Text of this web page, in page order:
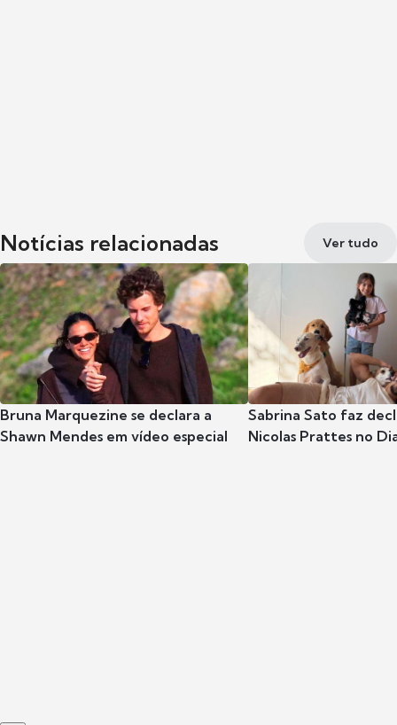
Notícias relacionadas Ver tudo
Bruna Marquezine se declara a
Shawn Mendes em vídeo especial
Sabrina Sato faz
Nicolas Prattes no